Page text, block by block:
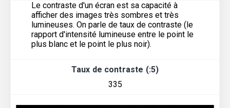
Le contraste d'un écran est sa capacité à
afficher des images très sombres et très
lumineuses. On parle de taux de contraste (le
rapport d'intensité lumineuse entre le point le
plus blanc et le point le plus noir).
Taux de contraste (:5)
335